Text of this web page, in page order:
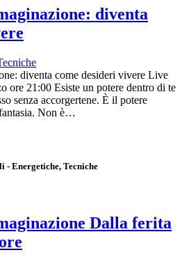
diventa
diventa come desideri vivere Live
ore 21:00 Esiste un potere dentro di te
senza accorgertene. È il potere
Non è…
Energetiche, Tecniche
Dalla ferita